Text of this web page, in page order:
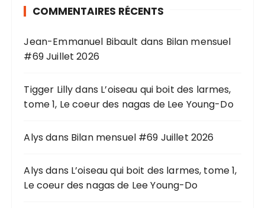
e
p
u
r
COMMENTAIRES RÉCENTS
Jean-Emmanuel Bibault dans Bilan mensuel
#69 Juillet 2026
Tigger Lillydans L’oiseau qui boit des larmes,
tome 1, Le coeur des nagas de Lee Young-Do
Alys dans Bilan mensuel #69 Juillet 2026
Alys dans L’oiseau qui boit des larmes, tome 1,
Le coeur des nagas de Lee Young-Do